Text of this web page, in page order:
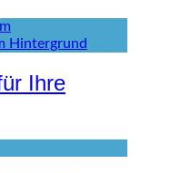
Ihre